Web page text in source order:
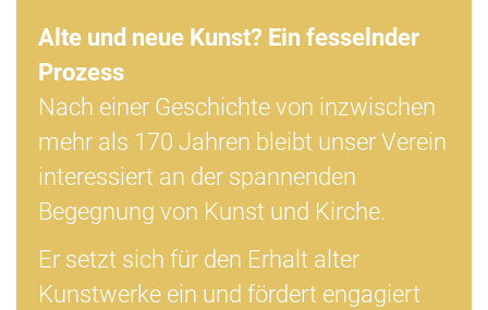
Alte und neue Kunst? Ein fesselnder
Prozess
Nach einer Geschichte von inzwischen
mehr als 170 Jahren bleibt unser Verein
interessiert an der spannenden
Begegnung von Kunst und Kirche.
Er setzt sich für den Erhalt alter
Kunstwerke ein und fördert engagiert